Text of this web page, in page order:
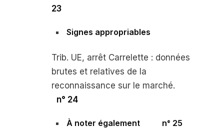
23
Signes appropriables
Trib. UE, arrêt Carrelette : données
brutes et relatives de la
reconnaissance sur le marché.
n° 24
À noter également n° 25